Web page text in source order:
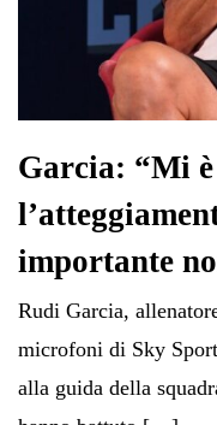
Garcia: “Mi
importante
Rudi Garcia,
microfoni di Sky
alla guida della